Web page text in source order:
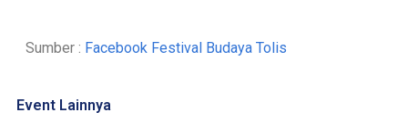
Sumber : Facebook Festival Budaya Tolis
Event Lainnya